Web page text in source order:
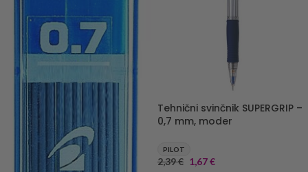
Tehnični svinčnik SUPERGRIP –
0,7 mm, moder
PILOT
2,39€ 1,67€